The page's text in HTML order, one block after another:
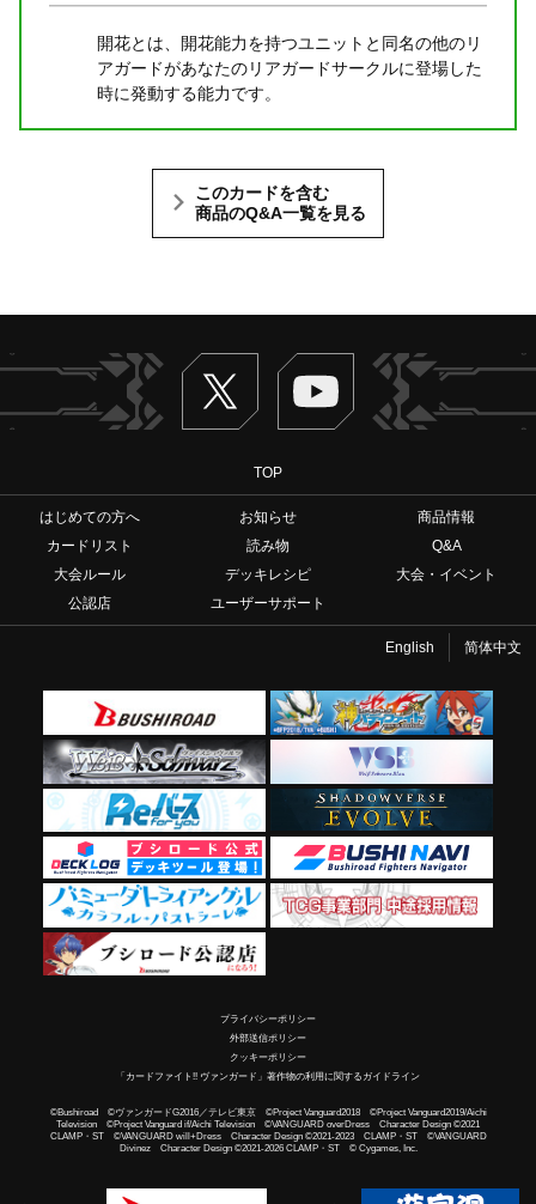
開花とは、開花能力を持つユニットと同名の他のリ
アガードがあなたのリアガードサークルに登場した
時に発動する能力です。
このカードを含む
商品のQ&A一覧を見る
Twitter ヴァンガードch
TOP
はじめての方へ お知らせ
商品情報
カードリスト
読み物
Q&A
大会ルール
デッキレシピ
大会・イベント
公認店
ユーザーサポート
English 简体中文
プライバシーポリシー
外部送信ポリシー
クッキーポリシー
「カードファイト!! ヴァンガード」著作物の利用に関するガイドライン
©Bushiroad ©ヴァンガードG2016／テレビ東京 ©Project Vanguard2018 ©Project Vanguard2019/Aichi
Television ©Project Vanguard if/Aichi Television ©VANGUARD overDress Character Design ©2021
CLAMP・ST ©VANGUARD will+Dress Character Design ©2021-2023 CLAMP・ST ©VANGUARD
Divinez Character Design ©2021-2026 CLAMP・ST © Cygames, Inc.